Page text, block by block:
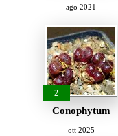
ago 2021
2
Conophytum
ott 2025